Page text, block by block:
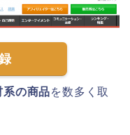
系の商品を数多く取